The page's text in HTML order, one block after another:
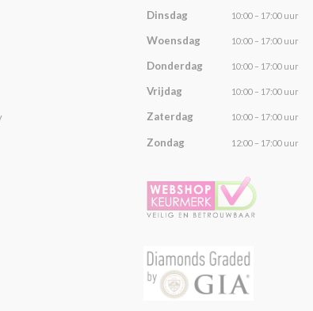
Dinsdag 10:00 – 17:00 uur
Woensdag 10:00 – 17:00 uur
Donderdag 10:00 – 17:00 uur
Vrijdag 10:00 – 17:00 uur
Zaterdag 10:00 – 17:00 uur
Zondag 12:00 – 17:00 uur